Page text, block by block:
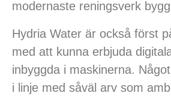
modernaste reningsverk
Hydria Water är också först
med att kunna erbjuda
inbyggda i maskinerna.
i linje med såväl arv som